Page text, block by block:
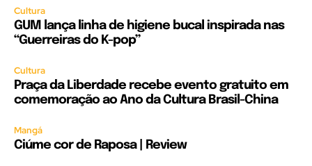
Cultura
GUM lança linha de higiene bucal inspirada nas
“Guerreiras do K-pop”
Cultura
Praça da Liberdade recebe evento gratuito em
comemoração ao Ano da Cultura Brasil-China
Mangá
Ciúme cor de Raposa | Review